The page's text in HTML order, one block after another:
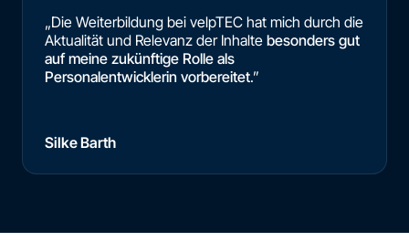
„Die Weiterbildung bei velpTEC hat mich durch die
Aktualität und Relevanz der Inhalte besonders gut
auf meine zukünftige Rolle als
Personalentwicklerin vorbereitet.”
Silke Barth